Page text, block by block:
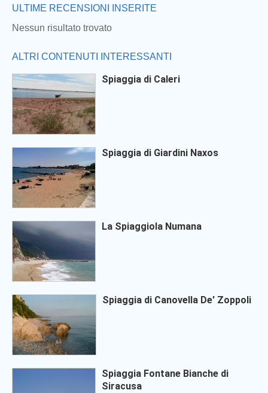
ULTIME RECENSIONI INSERITE
Nessun risultato trovato
ALTRI CONTENUTI INTERESSANTI
Spiaggia di Caleri
Spiaggia di Giardini Naxos
La Spiaggiola Numana
Spiaggia di Canovella De' Zoppoli
Spiaggia Fontane Bianche di
Siracusa